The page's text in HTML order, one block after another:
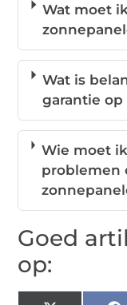
Wat moet
Wat is
garantie op
Wie moet
problemen
Goed
op: